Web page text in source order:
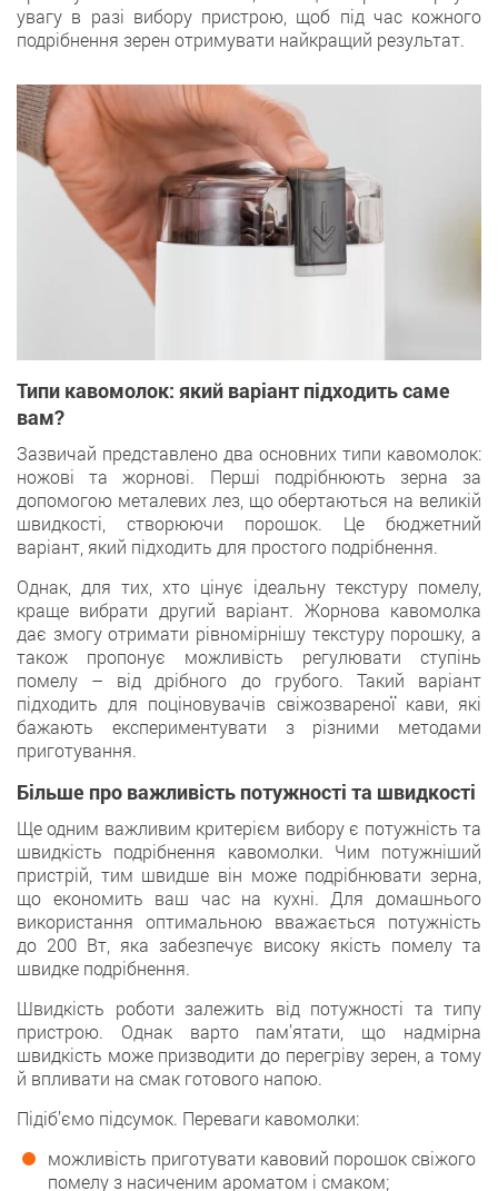
увагу в разі вибору пристрою, щоб під час кожного
подрібнення зерен отримувати найкращий результат.
Типи кавомолок: який варіант підходить саме
вам?
Зазвичай представлено два основних типи кавомолок:
ножові та жорнові. Перші подрібнюють зерна за
допомогою металевих лез, що обертаються на великій
швидкості, створюючи порошок. Це бюджетний
варіант, який підходить для простого подрібнення.
Однак, для тих, хто цінує ідеальну текстуру помелу,
краще вибрати другий варіант. Жорнова кавомолка
дає змогу отримати рівномірнішу текстуру порошку, а
також пропонує можливість регулювати ступінь
помелу – від дрібного до грубого. Такий варіант
підходить для поціновувачів свіжозвареної кави, які
бажають експериментувати з різними методами
приготування.
Більше про важливість потужності та швидкості
Ще одним важливим критерієм вибору є потужність та
швидкість подрібнення кавомолки. Чим потужніший
пристрій, тим швидше він може подрібнювати зерна,
що економить ваш час на кухні. Для домашнього
використання оптимальною вважається потужність
до 200 Вт, яка забезпечує високу якість помелу та
швидке подрібнення.
Швидкість роботи залежить від потужності та типу
пристрою. Однак варто пам’ятати, що надмірна
швидкість може призводити до перегріву зерен, а тому
й впливати на смак готового напою.
Підіб’ємо підсумок. Переваги кавомолки:
можливість приготувати кавовий порошок свіжого
помелу з насиченим ароматом і смаком;